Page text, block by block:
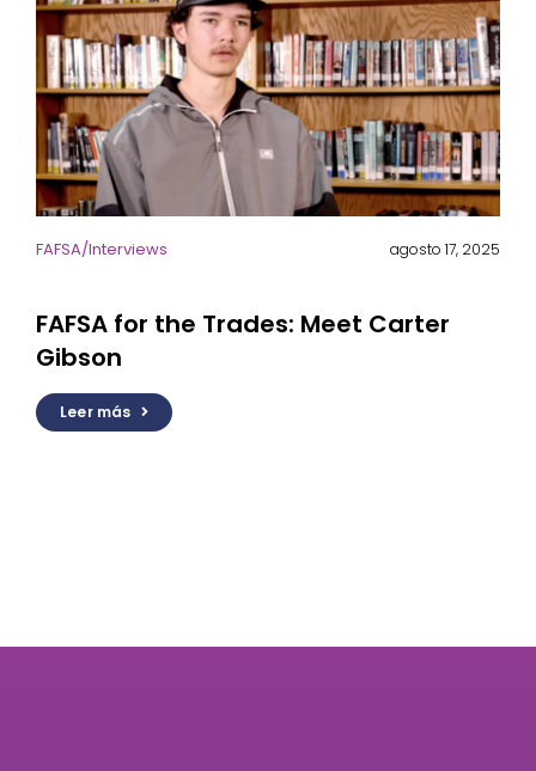
FAFSA/Interviews agosto 17, 2025
FAFSA for the Trades: Meet Carter
Gibson
Leer más